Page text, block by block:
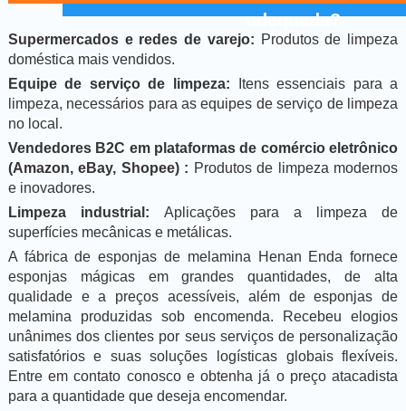
adequada?
Supermercados e redes de varejo: Produtos de limpeza
doméstica mais vendidos.
Equipe de serviço de limpeza: Itens essenciais para a
limpeza, necessários para as equipes de serviço de limpeza
no local.
Vendedores B2C em plataformas de comércio eletrônico
(Amazon, eBay, Shopee) : Produtos de limpeza modernos
e inovadores.
Limpeza industrial: Aplicações para a limpeza de
superfícies mecânicas e metálicas.
A fábrica de esponjas de melamina Henan Enda fornece
esponjas mágicas em grandes quantidades, de alta
qualidade e a preços acessíveis, além de esponjas de
melamina produzidas sob encomenda. Recebeu elogios
unânimes dos clientes por seus serviços de personalização
satisfatórios e suas soluções logísticas globais flexíveis.
Entre em contato conosco e obtenha já o preço atacadista
para a quantidade que deseja encomendar.